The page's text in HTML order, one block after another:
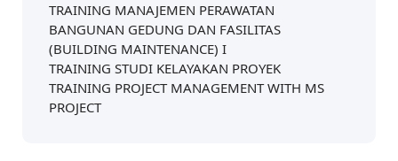
TRAINING MANAJEMEN PERAWATAN
BANGUNAN GEDUNG DAN FASILITAS
(BUILDING MAINTENANCE) I
TRAINING STUDI KELAYAKAN PROYEK
TRAINING PROJECT MANAGEMENT WITH MS
PROJECT